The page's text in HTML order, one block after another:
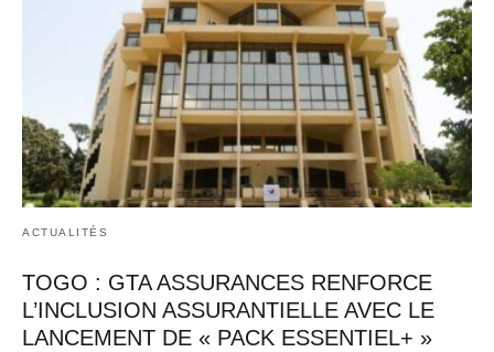
ACTUALITÉS
TOGO : GTA ASSURANCES RENFORCE
L’INCLUSION ASSURANTIELLE AVEC LE
LANCEMENT DE « PACK ESSENTIEL+ »